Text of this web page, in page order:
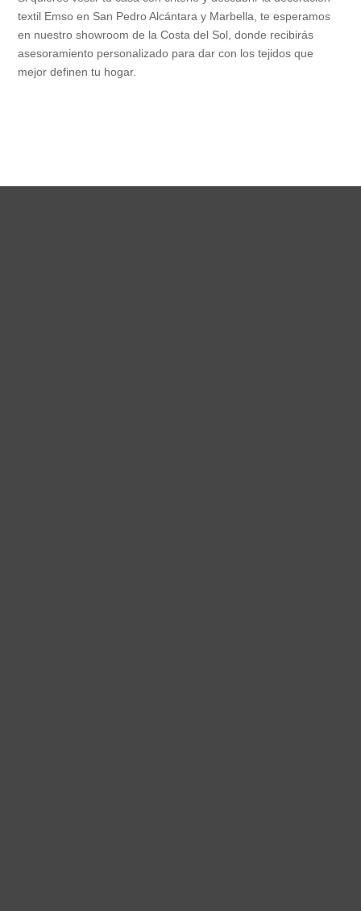
textil Emso en San Pedro Alcántara y Marbella, te esperamos
en nuestro showroom de la Costa del Sol, donde recibirás
asesoramiento personalizado para dar con los tejidos que
mejor definen tu hogar.